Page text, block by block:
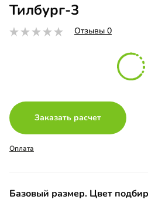
Тилбург-3
Отзывы 0
Заказать расчет
Оплата
Базовый размер. Цвет